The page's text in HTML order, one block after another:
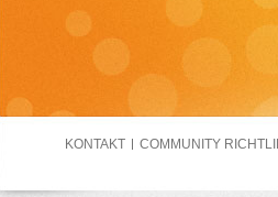
KONTAKT COMMUNITY